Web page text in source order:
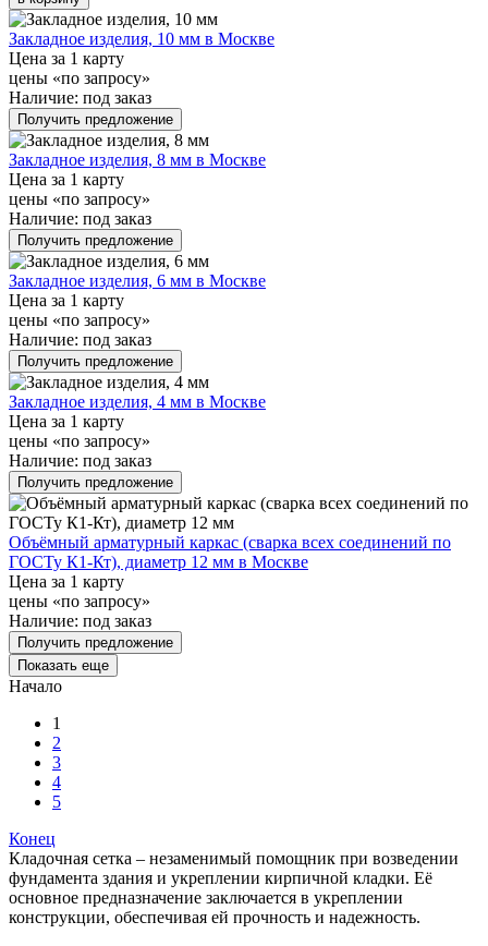
Закладное изделия, 10 мм в Москве
Цена за 1 карту
цены «по запросу»
Наличие: под заказ
Получить предложение
Закладное изделия, 8 мм в Москве
Цена за 1 карту
цены «по запросу»
Наличие: под заказ
Получить предложение
Закладное изделия, 6 мм в Москве
Цена за 1 карту
цены «по запросу»
Наличие: под заказ
Получить предложение
Закладное изделия, 4 мм в Москве
Цена за 1 карту
цены «по запросу»
Наличие: под заказ
Получить предложение
Объёмный арматурный каркас (сварка всех соединений по
ГОСТу К1-Кт), диаметр 12 мм в Москве
Цена за 1 карту
цены «по запросу»
Наличие: под заказ
Получить предложение
Показать еще
Начало
1
2
3
4
5
Конец
Кладочная сетка – незаменимый помощник при возведении
фундамента здания и укреплении кирпичной кладки. Её
основное предназначение заключается в укреплении
конструкции, обеспечивая ей прочность и надежность.